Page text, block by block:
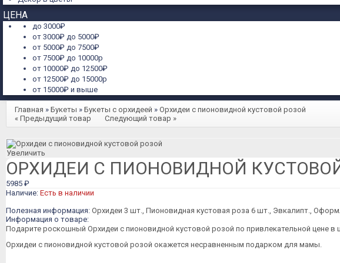
ЦЕНА
до 3000₽
от 3000₽ до 5000₽
от 5000₽ до 7500₽
от 7500₽ до 10000р
от 10000₽ до 12500₽
от 12500₽ до 15000р
от 15000₽ и выше
Главная » Букеты » Букеты с орхидеей » Орхидеи с пионовидной кустовой розой
« Предыдущий товар
Следующий товар »
Увеличить
ОРХИДЕИ С ПИОНОВИДНОЙ
5985 ₽
Наличие: Есть в наличии
Полезная информация: Орхидеи 3 шт., Пионовидная кустовая роза 6 шт., Эвкалипт.,
Информация о товаре:
Подарите роскошный Орхидеи с пионовидной кустовой розой по привлекательной цене в
Орхидеи с пионовидной кустовой розой окажется несравненным подарком для мамы.